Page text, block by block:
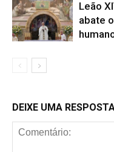
Leão
abate
DEIXE UMA